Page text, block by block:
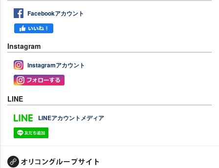
Facebookアカウント
Instagram
Instagramアカウント
LINE
LINEアカウントメディア